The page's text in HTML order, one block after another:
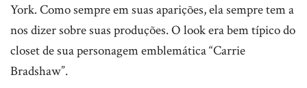
York. Como sempre em suas aparições, ela sempre tem a
nos dizer sobre suas produções. O look era bem típico do
closet de sua personagem emblemática “Carrie
Bradshaw”.